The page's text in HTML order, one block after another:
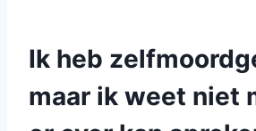
Ik heb
maar ik weet niet